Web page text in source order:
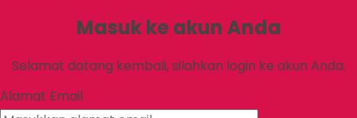
Masuk ke akun Anda
Selamat datang kembali, silahkan login ke akun Anda.
Alamat Email